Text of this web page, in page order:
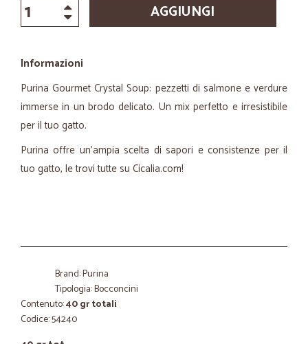
AGGIUNGI
Informazioni
Purina Gourmet Crystal Soup: pezzetti di salmone e verdure
immerse in un brodo delicato. Un mix perfetto e irresistibile
per il tuo gatto.
Purina offre un'ampia scelta di sapori e consistenze per il
tuo gatto, le trovi tutte su Cicalia.com!
Brand: Purina
Tipologia: Bocconcini
Contenuto:40 gr totali
Codice: 54240